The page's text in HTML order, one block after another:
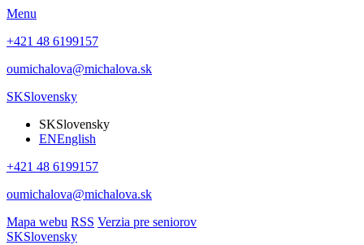
Menu
+421 48 6199157
oumichalova@michalova.sk
SKSlovensky
SKSlovensky
ENEnglish
+421 48 6199157
oumichalova@michalova.sk
Mapa webu RSS Verzia pre seniorov
SKSlovensky